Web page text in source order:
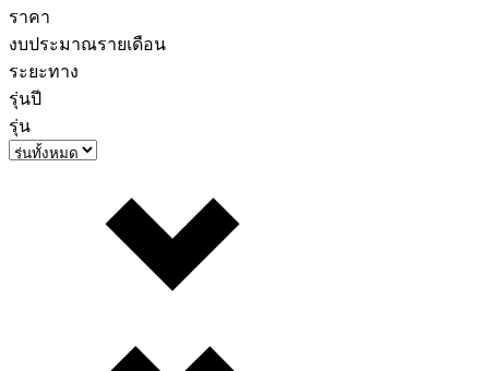
ราคา
งบประมาณรายเดือน
ระยะทาง
รุ่นปี
รุ่น